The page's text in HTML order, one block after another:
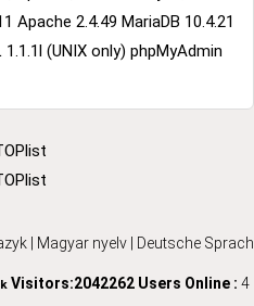
Apache 2.4.49 MariaDB 10.4.21
1.1.1l (UNIX only) phpMyAdmin
Magyar nyelv Deutsche
Visitors:2042262 Users Online : 4